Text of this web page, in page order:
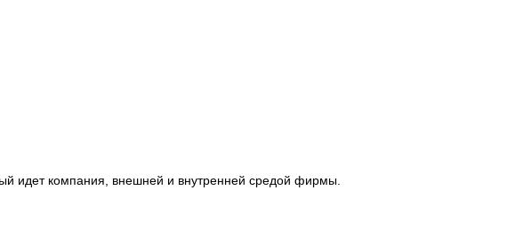
идет компания, внешней и внутренней средой фирмы.